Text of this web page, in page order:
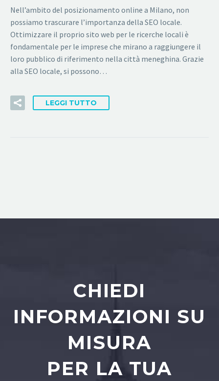
Nell’ambito del posizionamento online a Milano, non
possiamo trascurare l’importanza della SEO locale.
Ottimizzare il proprio sito web per le ricerche locali è
fondamentale per le imprese che mirano a raggiungere il
loro pubblico di riferimento nella città meneghina. Grazie
alla SEO locale, si possono…
LEGGI TUTTO
CHIEDI
INFORMAZIONI SU
MISURA
PER LA TUA